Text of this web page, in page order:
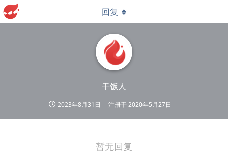
干饭人
2023年8月31日 注册于2020年5月27日
回复
暂无回复